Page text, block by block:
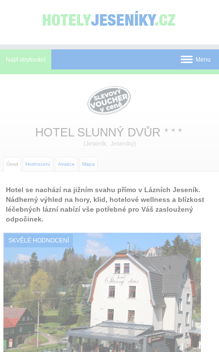
Najít ubytování
O Jeseníkách
Menu
HOTEL SLUNNÝ DVŮR ★ ★ ★
(Jeseník, Jeseníky)
Úvod Hodnocení Atrakce Mapa
Hotel se nachází na jižním svahu přímo v Lázních Jeseník.
Nádherný výhled na hory, klid, hotelové wellness a blízkost
léčebných lázní nabízí vše potřebné pro Váš zasloužený
odpočinek.
SKVĚLÉ HODNOCENÍ